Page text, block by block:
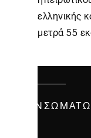
ελληνικής
μετρά 55